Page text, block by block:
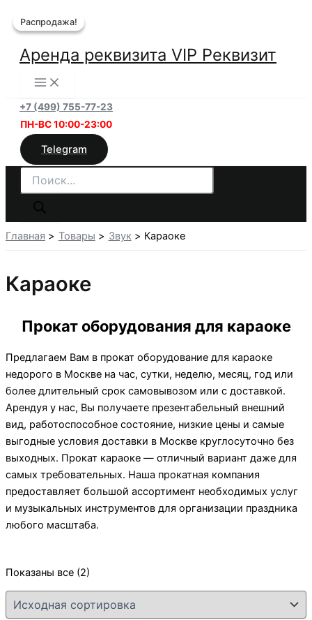
содержимому
Аренда реквизита VIP Реквизит
+7 (499) 755-77-23
ПН-ВС 10:00-23:00
Telegram
Поиск
товаров
Главная Товары Звук Караоке
Караоке
Прокат оборудования для караоке
Предлагаем Вам в прокат оборудование для караоке
недорого в Москве на час, сутки, неделю, месяц, год или
более длительный срок самовывозом или с доставкой.
Арендуя у нас, Вы получаете презентабельный внешний
вид, работоспособное состояние, низкие цены и самые
выгодные условия доставки в Москве круглосуточно без
выходных. Прокат караоке — отличный вариант даже для
самых требовательных. Наша прокатная компания
предоставляет большой ассортимент необходимых услуг
и музыкальных инструментов для организации праздника
любого масштаба.
Показаны все (2)
Распродажа!
Распродажа!